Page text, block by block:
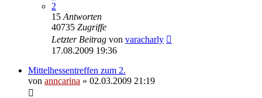
2
15 Antworten
40735 Zugriffe
Letzter Beitrag von varacharly
17.08.2009 19:36
Mittelhessentreffen zum 2.
von anncarina » 02.03.2009 21:19